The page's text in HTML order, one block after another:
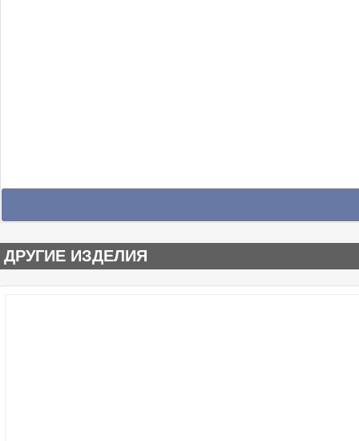
ДРУГИЕ ИЗДЕЛИЯ